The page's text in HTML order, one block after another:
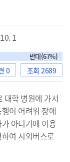
1
반대(67%)
0 조회 2689
대학 병원에 가서
이 어려워 장애
아니기에 이용
여 시외버스로